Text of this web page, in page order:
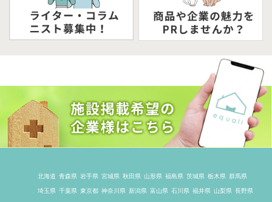
北海道 青森県 岩手県 宮城県 秋田県 山形県 福島県 茨城県 栃木県 群馬県
埼玉県 千葉県 東京都 神奈川県 新潟県 富山県 石川県 福井県 山梨県 長野県